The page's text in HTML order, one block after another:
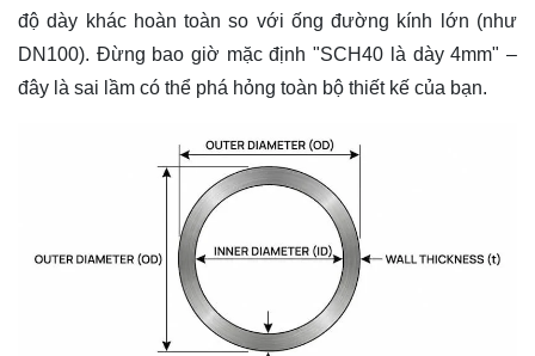
độ dày khác hoàn toàn so với ống đường kính lớn (như
DN100). Đừng bao giờ mặc định "SCH40 là dày 4mm" –
đây là sai lầm có thể phá hỏng toàn bộ thiết kế của bạn.